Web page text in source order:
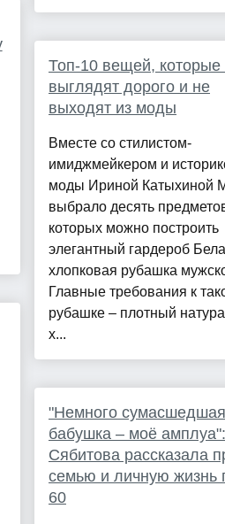
Топ-10 вещей, которые
выглядят дорого и не
выходят из моды
Вместе со стилистом-
имиджмейкером и
моды Ириной Катыхиной
выбрало десять
которых можно построить
элегантный гардероб
хлопковая рубашка
Главные требования к
рубашке – плотный
х...
"Немного сумасшедшая
бабушка – моё
Сябитова рассказала
семью и личную жизнь
60